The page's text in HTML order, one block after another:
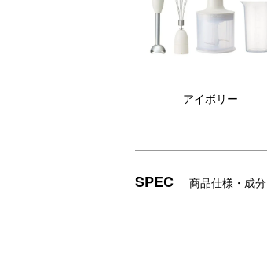
アイボリー
SPEC 商品仕様・成分